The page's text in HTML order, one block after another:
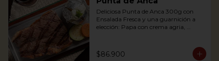
Deliciosa Punta de Anca 300g con
Ensalada Fresca y una guarnición a
elección: Papa con crema agria,
Yuca, Puré de papa y arracacha
$86.900